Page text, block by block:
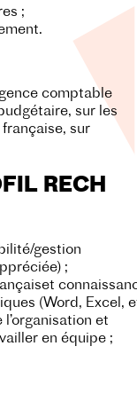
;
comptable
sur les
sur
RECH
gestion
;
et
(Word, Excel,
et
en équipe ;